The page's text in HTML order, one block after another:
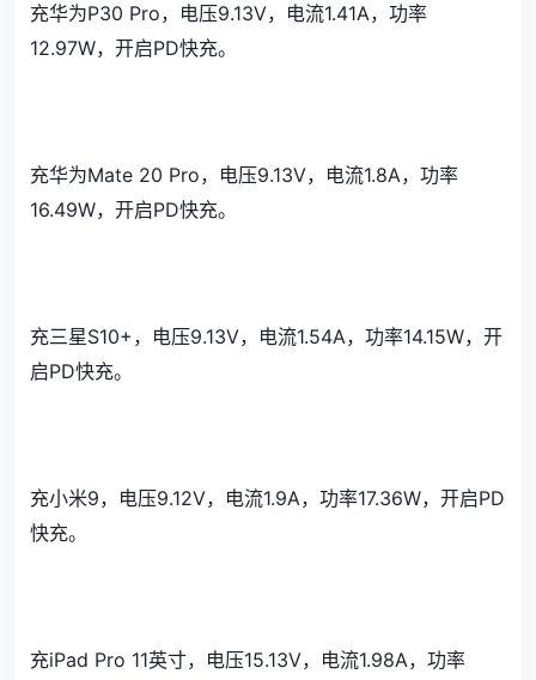
充华为P30 Pro，电压9.13V，电流1.41A，功率
12.97W，开启PD快充。
充华为Mate 20 Pro，电压9.13V，电流1.8A，功率
16.49W，开启PD快充。
充三星S10+，电压9.13V，电流1.54A，功率14.15W，开
启PD快充。
充小米9，电压9.12V，电流1.9A，功率17.36W，开启PD
快充。
充iPad Pro 11英寸，电压15.13V，电流1.98A，功率